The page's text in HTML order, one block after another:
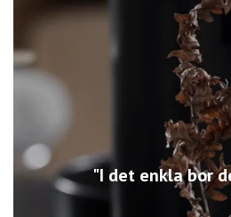
"I det enkla bor